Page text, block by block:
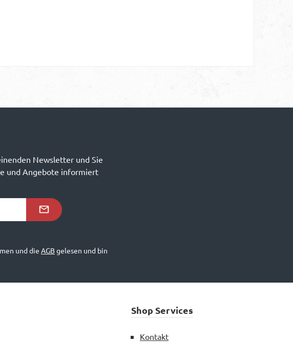
Newsletter und Sie
und Angebote informiert
und die AGBgelesen und bin
Shop Services
Kontakt